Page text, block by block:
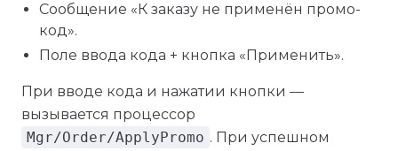
Сообщение «К заказу не применён промо-
код».
Поле ввода кода + кнопка «Применить».
При вводе кода и нажатии кнопки —
вызывается процессор
Mgr/Order/ApplyPromo . При успешном